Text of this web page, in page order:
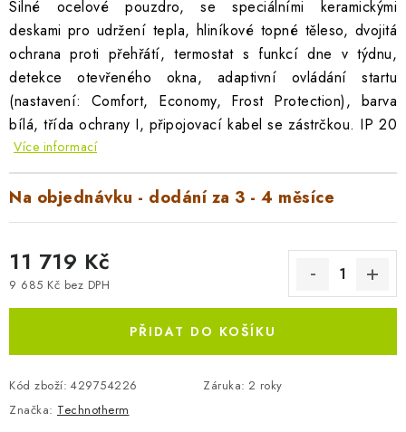
Náhradní díly Könner & Söhnen
Reklamační řád
Slovník pojmů
Zpětný odběr elektrozařízení a baterií
Návody
Novinky Blog Reference Katalog
Silné ocelové pouzdro, se speciálními keramickými
deskami pro udržení tepla, hliníkové topné těleso, dvojitá
ochrana proti přehřátí, termostat s funkcí dne v týdnu,
detekce otevřeného okna, adaptivní ovládání startu
(nastavení: Comfort, Economy, Frost Protection), barva
bílá, třída ochrany I, připojovací kabel se zástrčkou. IP 20
Více informací
Na objednávku - dodání za 3 - 4 měsíce
11 719 Kč
9 685 Kč bez DPH
PŘIDAT DO KOŠÍKU
Kód zboží: 429754226 Záruka: 2 roky
Značka: Technotherm